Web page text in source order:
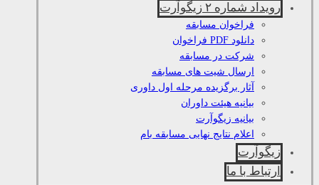
رویداد شماره ۲ زیگوآرت
فراخوان مسابقه
دانلود PDF فراخوان
شرکت در مسابقه
ارسال شیت های مسابقه
آثار برگزیده مرحله اول داوری
بیانیه هیئت داوران
بیانیه زیگوآرت
اعلام نتایج نهایی مسابقه بام
زیگوآرت
ارتباط با ما